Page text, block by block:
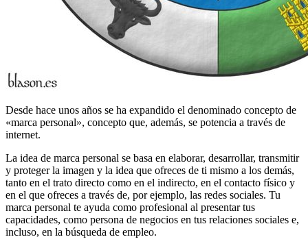
Desde hace unos años se ha expandido el denominado concepto de
«marca personal», concepto que, además, se potencia a través de
internet.
La idea de marca personal se basa en elaborar, desarrollar, transmitir
y proteger la imagen y la idea que ofreces de ti mismo a los demás,
tanto en el trato directo como en el indirecto, en el contacto físico y
en el que ofreces a través de, por ejemplo, las redes sociales. Tu
marca personal te ayuda como profesional al presentar tus
capacidades, como persona de negocios en tus relaciones sociales e,
incluso, en la búsqueda de empleo.